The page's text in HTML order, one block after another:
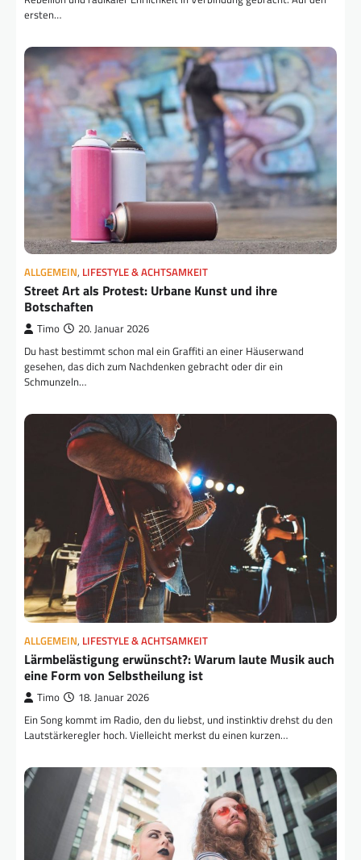
ersten…
ALLGEMEIN, LIFESTYLE & ACHTSAMKEIT
Street Art als Protest: Urbane Kunst und ihre
Botschaften
Timo 20. Januar 2026
Du hast bestimmt schon mal ein Graffiti an einer Häuserwand
gesehen, das dich zum Nachdenken gebracht oder dir ein
Schmunzeln…
ALLGEMEIN, LIFESTYLE & ACHTSAMKEIT
Lärmbelästigung erwünscht?: Warum laute Musik auch
eine Form von Selbstheilung ist
Timo 18. Januar 2026
Ein Song kommt im Radio, den du liebst, und instinktiv drehst du den
Lautstärkeregler hoch. Vielleicht merkst du einen kurzen…